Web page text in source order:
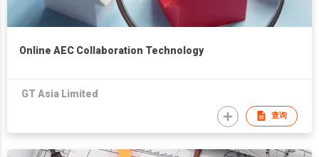
Online AEC Collaboration Technology
GT Asia Limited
查询